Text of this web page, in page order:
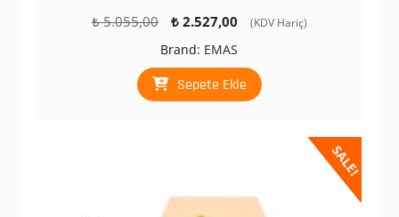
₺5.055,00
Orijinal
₺ 5.055,00.
₺2.527,00
Şu
₺ 2.527,00.
(KDV Hariç)
Brand: EMAS
Sepete Ekle
SALE!